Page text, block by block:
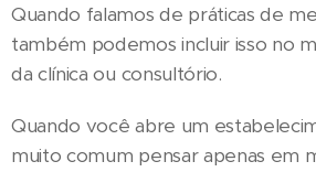
Quando falamos de práticas de
também podemos incluir isso no
da clínica ou consultório.
Quando você abre um
muito comum pensar apenas em